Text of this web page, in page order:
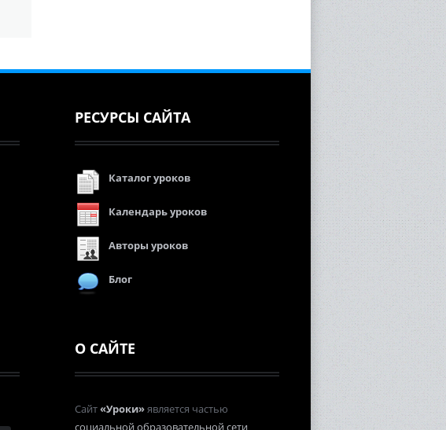
РЕСУРСЫ САЙТА
Каталог уроков
Календарь уроков
Авторы уроков
Блог
О САЙТЕ
Сайт«Уроки»является частью
социальной образовательной сети